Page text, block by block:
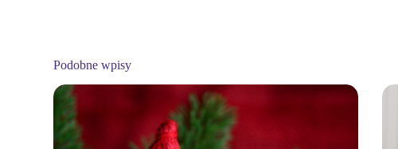
Podobne wpisy